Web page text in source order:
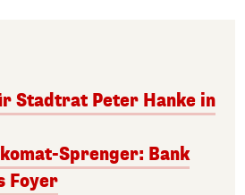
Stadtrat Peter Hanke in
Sprenger: Bank
Foyer